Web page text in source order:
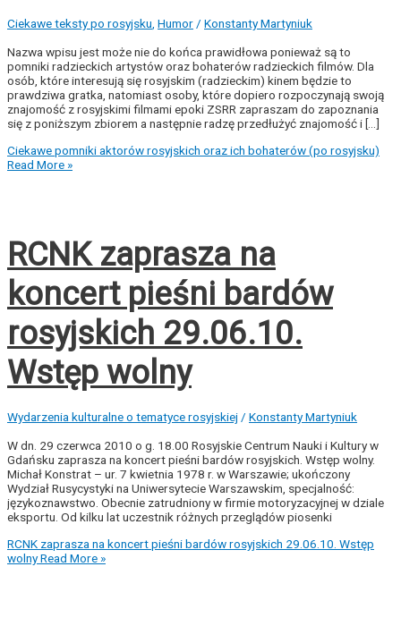
Ciekawe teksty po rosyjsku, Humor/ Konstanty Martyniuk
Nazwa wpisu jest może nie do końca prawidłowa ponieważ są to
pomniki radzieckich artystów oraz bohaterów radzieckich filmów. Dla
osób, które interesują się rosyjskim (radzieckim) kinem będzie to
prawdziwa gratka, natomiast osoby, które dopiero rozpoczynają swoją
znajomość z rosyjskimi filmami epoki ZSRR zapraszam do zapoznania
się z poniższym zbiorem a następnie radzę przedłużyć znajomość i […]
Ciekawe pomniki aktorów rosyjskich oraz ich bohaterów (po rosyjsku)
Read More »
RCNK zaprasza na
koncert pieśni bardów
rosyjskich 29.06.10.
Wstęp wolny
Wydarzenia kulturalne o tematyce rosyjskiej/ Konstanty Martyniuk
W dn. 29 czerwca 2010 o g. 18.00 Rosyjskie Centrum Nauki i Kultury w
Gdańsku zaprasza na koncert pieśni bardów rosyjskich. Wstęp wolny.
Michał Konstrat – ur. 7 kwietnia 1978 r. w Warszawie; ukończony
Wydział Rusycystyki na Uniwersytecie Warszawskim, specjalność:
językoznawstwo. Obecnie zatrudniony w firmie motoryzacyjnej w dziale
eksportu. Od kilku lat uczestnik różnych przeglądów piosenki
RCNK zaprasza na koncert pieśni bardów rosyjskich 29.06.10. Wstęp
wolnyRead More »